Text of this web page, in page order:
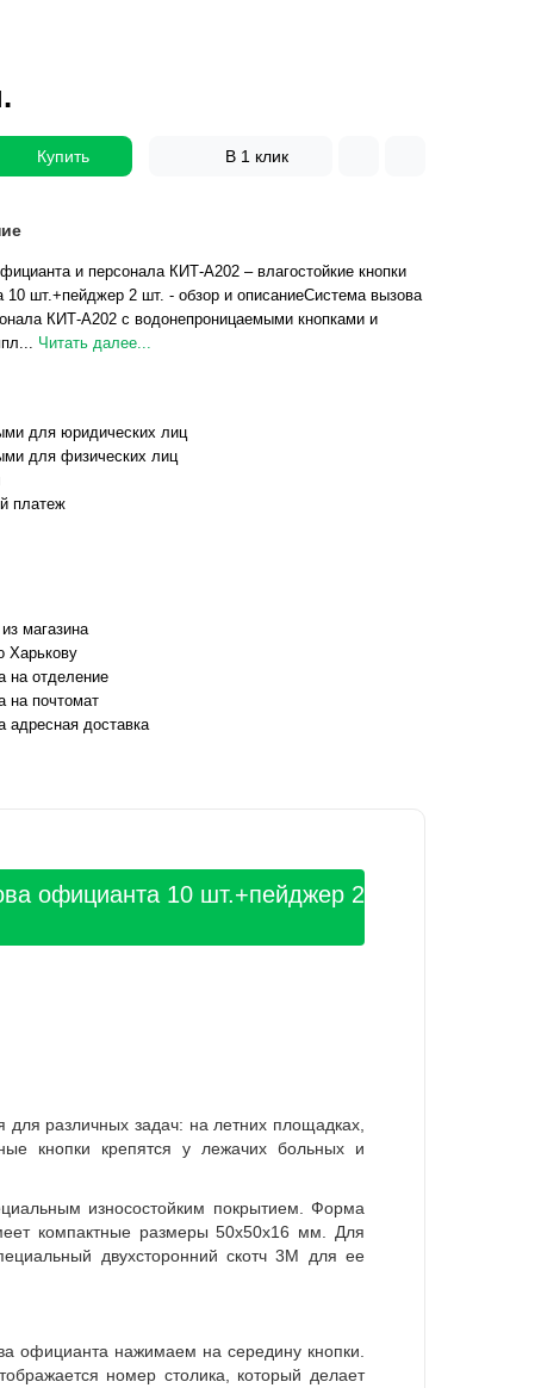
Купить В 1 клик
и персонала КИТ-А202 – влагостойкие кнопки
10 шт.+пейджер 2 шт. - обзор и описаниеСистема вызова
КИТ-А202 с водонепроницаемыми кнопками и
Читать далее...
для юридических лиц
для физических лиц
платеж
магазина
Харькову
на отделение
на почтомат
адресная доставка
официанта 10 шт.+пейджер 2
для различных задач: на летних площадках,
кнопки крепятся у лежачих больных и
износостойким покрытием. Форма
компактные размеры 50х50х16 мм. Для
двухсторонний скотч 3М для ее
официанта нажимаем на середину кнопки.
номер столика, который делает